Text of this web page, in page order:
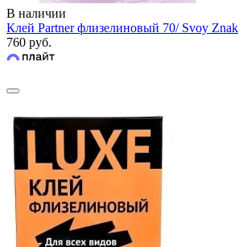
В наличии
Клей Partner флизелиновый 70/ Svoy Znak
760 руб.